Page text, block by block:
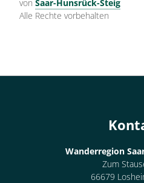
von Saar-Hunsrück-Steig
Alle Rechte vorbehalten
Wanderregion
Zum
66679